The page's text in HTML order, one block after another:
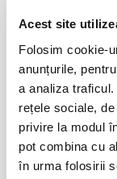
Acest site
Folosim cookie-
anunțurile,
a analiza
rețele sociale,
privire la modul
pot combina cu
în urma folosirii
identificate separat
Prin cumpararea
cumparatorul se
eveniment, precum si
Taxe servicii
Taxa administrare - 1%
Taxa procesare - 2 lei
Un bilet este valabil